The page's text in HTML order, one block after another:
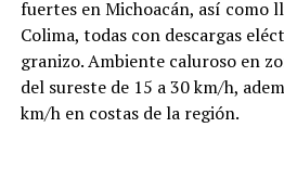
fuertes en Michoacán, así como
Colima, todas con descargas
granizo. Ambiente caluroso en
del sureste de 15 a 30 km/h,
km/h en costas de la región.